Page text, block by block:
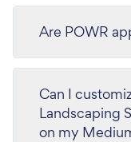
Are POWR
Can I
Landscaping
on my